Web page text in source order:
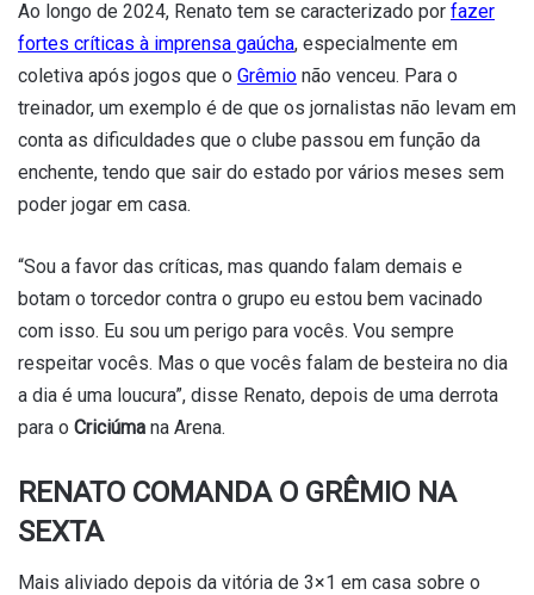
Ao longo de 2024, Renato tem se caracterizado por fazer
fortes críticas à imprensa gaúcha, especialmente em
coletiva após jogos que o Grêmio não venceu. Para o
treinador, um exemplo é de que os jornalistas não levam em
conta as dificuldades que o clube passou em função da
enchente, tendo que sair do estado por vários meses sem
poder jogar em casa.
“Sou a favor das críticas, mas quando falam demais e
botam o torcedor contra o grupo eu estou bem vacinado
com isso. Eu sou um perigo para vocês. Vou sempre
respeitar vocês. Mas o que vocês falam de besteira no dia
a dia é uma loucura”, disse Renato, depois de uma derrota
para o Criciúma na Arena.
RENATO COMANDA O GRÊMIO NA
SEXTA
Mais aliviado depois da vitória de 3×1 em casa sobre o